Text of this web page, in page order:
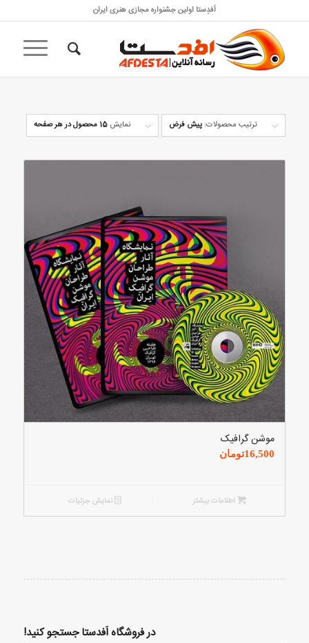
اَفدِستا اولین جشنواره مجازی هنری ایران
ترتیب محصولات: پیش فرض نمایش 15 محصول در هر صفحه
موشن گرافیک
16,500تومان
اطلاعات بیشتر نمایش جزئیات
در فروشگاه اَفدستا جستجو کنید!